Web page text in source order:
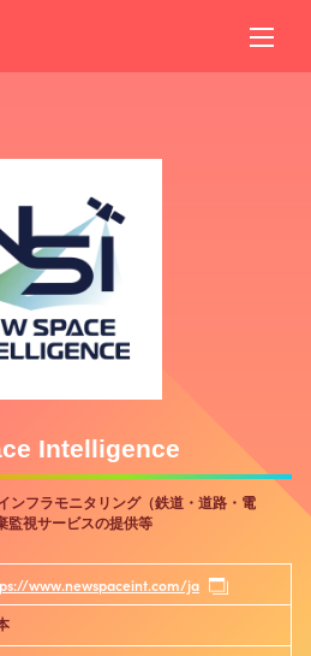
Intelligence
ンフラモニタリング（鉄道・道路・電
監視サービスの提供等
www.newspaceint.com/ja